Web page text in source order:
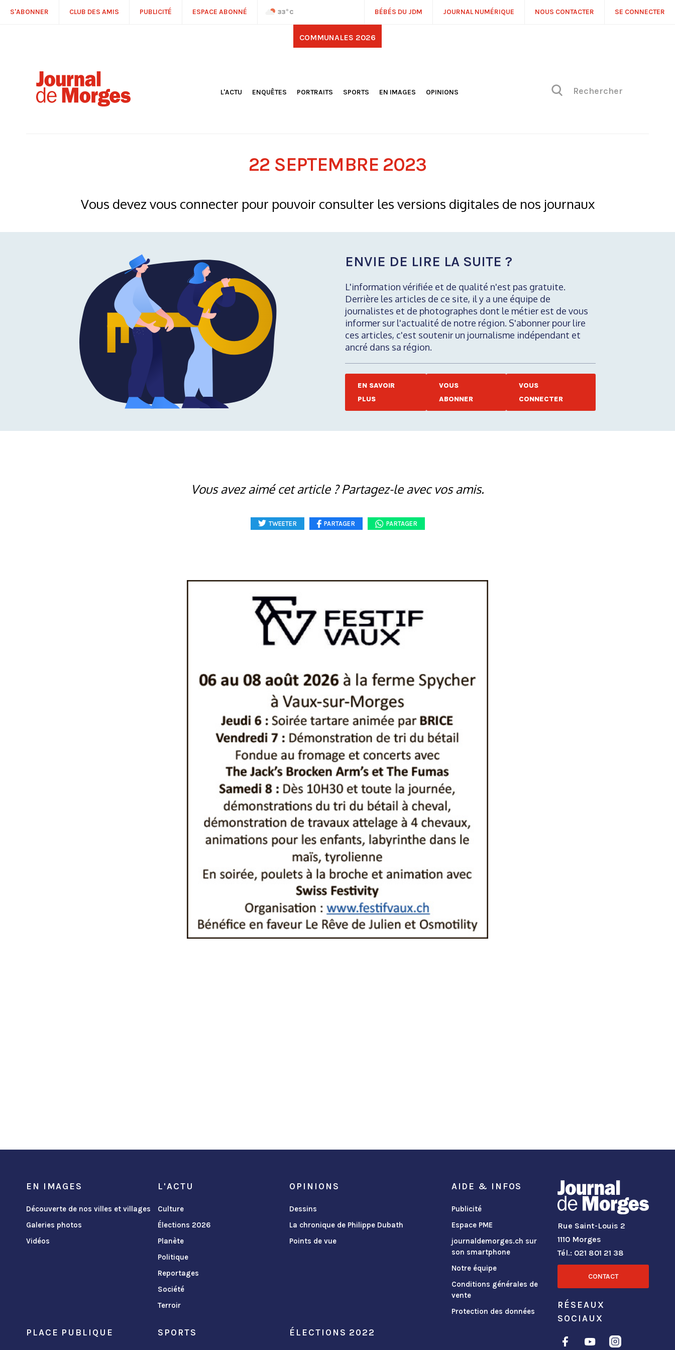
S'ABONNER CLUB DES AMIS PUBLICITÉ ESPACE ABONNÉ 33°C BÉBÉS DU JDM JOURNAL NUMÉRIQUE NOUS CONTACTER SE CONNECTER
COMMUNALES 2026
L'ACTU
ENQUÊTES PORTRAITS
SPORTS
EN IMAGES
OPINIONS
22 SEPTEMBRE 2023
Vous devez vous connecter pour pouvoir consulter les versions digitales de nos journaux
ENVIE DE LIRE LA SUITE ?
L'information vérifiée et de qualité n'est pas gratuite.
Derrière les articles de ce site, il y a une équipe de
journalistes et de photographes dont le métier est de vous
informer sur l'actualité de notre région. S'abonner pour lire
ces articles, c'est soutenir un journalisme indépendant et
ancré dans sa région.
EN SAVOIR
PLUS
VOUS
ABONNER
VOUS
CONNECTER
Vous avez aimé cet article ? Partagez-le avec vos amis.
TWEETER PARTAGER PARTAGER
EN IMAGES
Découverte de nos villes et villages
Galeries photos
Vidéos
L'ACTU
Culture
Élections 2026
Planète
Politique
Reportages
Société
Terroir
OPINIONS
Dessins
La chronique de Philippe Dubath
Points de vue
PLACE PUBLIQUE SPORTS ÉLECTIONS 2022
AIDE & INFOS
Publicité
Espace PME
journaldemorges.ch sur
son smartphone
Notre équipe
Conditions générales de
vente
Protection des données
Rue Saint-Louis 2
1110 Morges
Tél.: 021 801 21 38
CONTACT
RÉSEAUX
SOCIAUX